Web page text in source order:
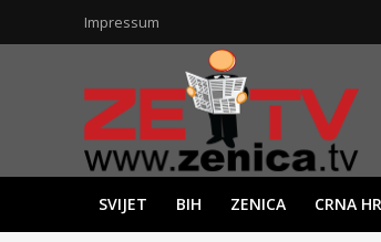
Impressum
SVIJET BIH ZENICA CRNA